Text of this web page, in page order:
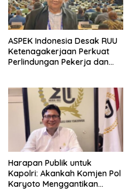
ASPEK Indonesia Desak RUU
Ketenagakerjaan Perkuat
Perlindungan Pekerja dan
Harapan Publik untuk
Kapolri: Akankah Komjen Pol
Karyoto Menggantikan